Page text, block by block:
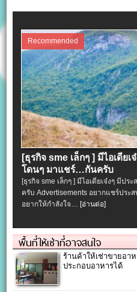
Recommended
[ธุรกิจ sme เล็กๆ ] มีไอเดีย
โดนๆ มาแชร์…กันครับ
[ธุรกิจ sme เล็กๆ ] มีไอเดียเจ๋งๆ มี
ครับ Advertisements อยากแชร์ปร
อยากให้กำลังใจ… [อ่านต่อ]
พื้นที่ให้เช่าที่อาจสนใจ
ร้านค้าให้เช่าขายอา
ประกอบอาหารได้